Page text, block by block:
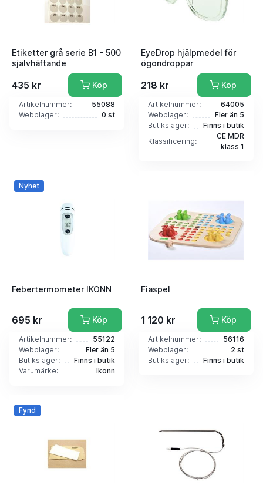
Etiketter grå serie B1 - 500
självhäftande
435 kr Köp
Artikelnummer:
55088
Webblager:
0 st
EyeDrop hjälpmedel för
ögondroppar
218 kr Köp
Artikelnummer:
64005
Webblager:
Fler än 5
Butikslager:
Finns i butik
Klassificering:
CE MDR
klass 1
Nyhet
Febertermometer IKONN
695 kr Köp
Artikelnummer:
55122
Webblager:
Fler än 5
Butikslager:
Finns i butik
Varumärke:
Ikonn
Fiaspel
1 120 kr Köp
Artikelnummer:
56116
Webblager:
2 st
Butikslager:
Finns i butik
Fynd